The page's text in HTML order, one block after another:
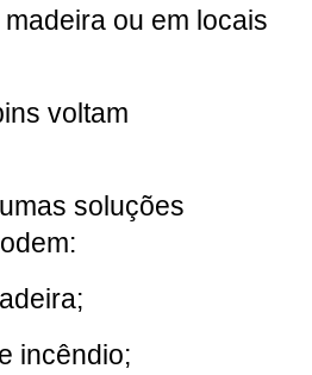
ou em locais
voltam
soluções
incêndio;